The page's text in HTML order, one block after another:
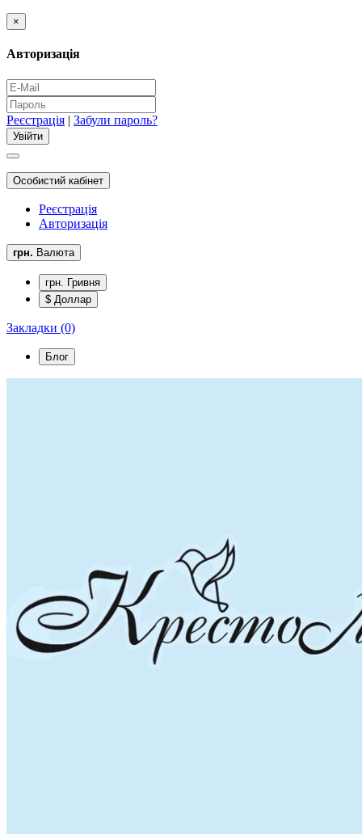
×
Авторизація
Реєстрація | Забули пароль?
Особистий кабінет
Реєстрація
Авторизація
грн. Валюта
грн. Гривня
$ Доллар
Закладки (0)
Блог